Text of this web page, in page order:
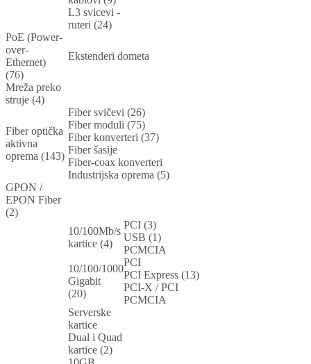
L3 svicevi -
ruteri (24)
PoE (Power-
over-
Ethernet)
(76)
Ekstenderi dometa
Mreža preko
struje (4)
Fiber optička
aktivna
oprema (143)
Fiber svičevi (26)
Fiber moduli (75)
Fiber konverteri (37)
Fiber šasije
Fiber-coax konverteri
Industrijska oprema (5)
GPON /
EPON Fiber
(2)
10/100Mb/s
kartice (4)
PCI (3)
USB (1)
PCMCIA
10/100/1000
Gigabit
(20)
PCI
PCI Express (13)
PCI-X / PCI
PCMCIA
Serverske
kartice
Dual i Quad
kartice (2)